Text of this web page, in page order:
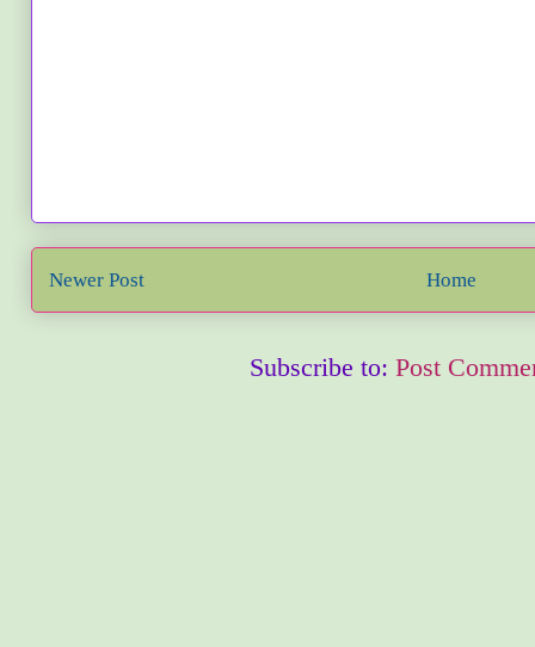
Newer Post Home
Subscribe to: Post